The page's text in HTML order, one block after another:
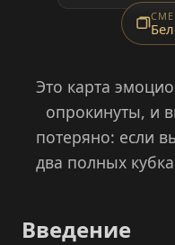
Это карта
опрокинуты, и
потеряно: если
два полных
Введение